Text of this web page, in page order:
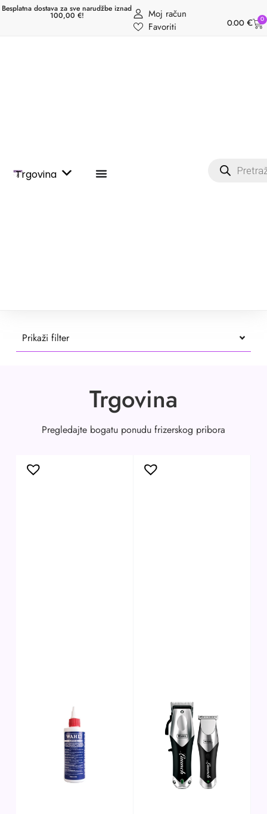
Besplatna dostava za sve narudžbe iznad
100,00 €!
Moj račun
Favoriti
0.00 € 0
Trgovina
Prikaži filter
Trgovina
Pregledajte bogatu ponudu frizerskog pribora